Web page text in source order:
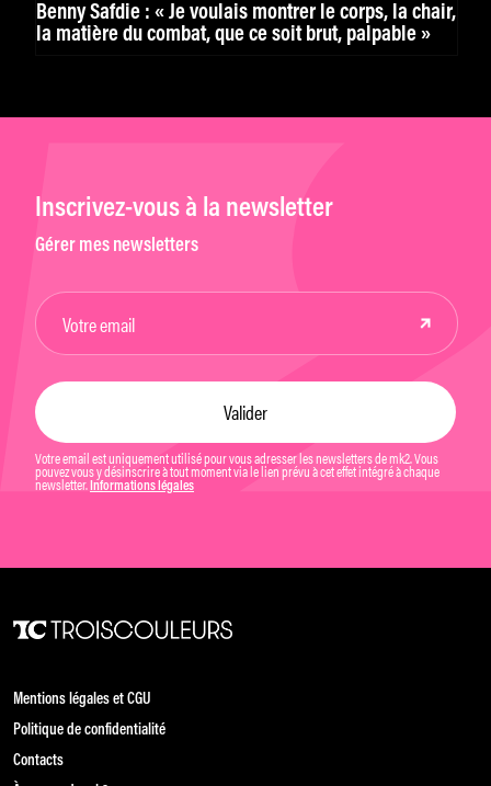
Benny Safdie : « Je voulais montrer le corps, la chair,
la matière du combat, que ce soit brut, palpable »
Inscrivez-vous à la newsletter
Gérer mes newsletters
Votre email est uniquement utilisé pour vous adresser les newsletters de mk2. Vous
pouvez vous y désinscrire à tout moment via le lien prévu à cet effet intégré à chaque
newsletter. Informations légales
Mentions légales et CGU
Politique de confidentialité
Contacts